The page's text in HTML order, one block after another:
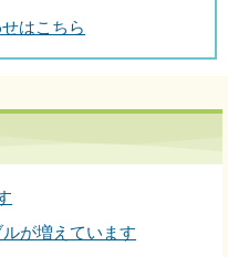
はこちら
が増えています